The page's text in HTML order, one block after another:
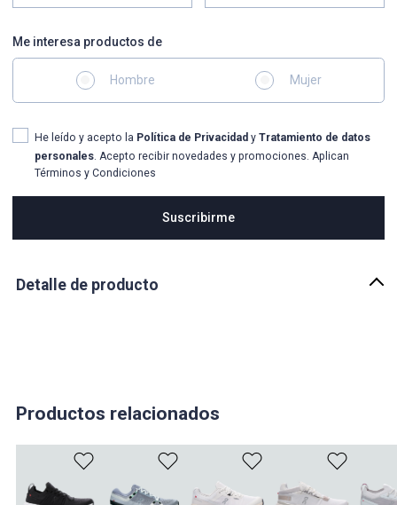
Me interesa productos de
Hombre Mujer
He leído y acepto la Política de Privacidad y Tratamiento de datos
personales. Acepto recibir novedades y promociones. Aplican
Términos y Condiciones
Suscribirme
Detalle de producto
como tu aliado diario que también rinde en tus run matutinos!
Importador:
Productos relacionados